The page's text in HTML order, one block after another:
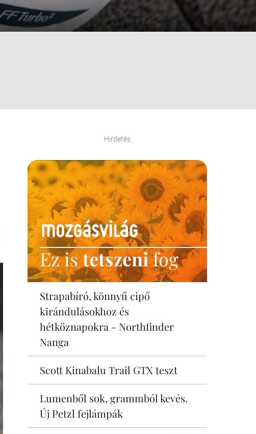
Hirdetés
Ez istetszenifog
Strapabíró, könnyű cipő
kirándulásokhoz és
hétköznapokra - Northfinder
Nanga
Scott Kinabalu Trail GTX teszt
Lumenből sok, grammból kevés.
Új Petzl fejlámpák